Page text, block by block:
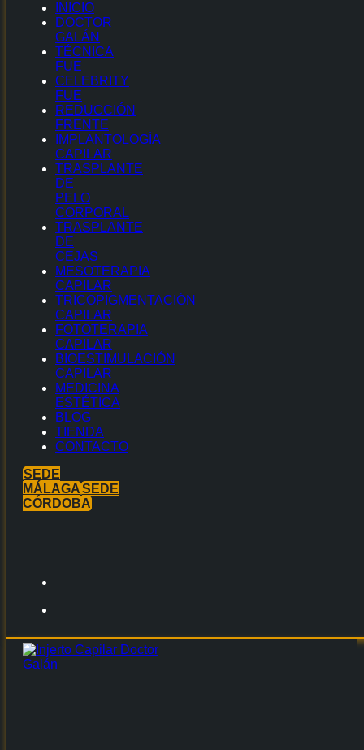
INICIO
DOCTOR
GALÁN
TÉCNICA
FUE
CELEBRITY
FUE
REDUCCIÓN
FRENTE
IMPLANTOLOGÍA
CAPILAR
TRASPLANTE
DE
PELO
CORPORAL
TRASPLANTE
DE
CEJAS
MESOTERAPIA
CAPILAR
TRICOPIGMENTACIÓN
CAPILAR
FOTOTERAPIA
CAPILAR
BIOESTIMULACIÓN
CAPILAR
MEDICINA
ESTÉTICA
BLOG
TIENDA
CONTACTO
SEDE
MÁLAGASEDE
CÓRDOBA